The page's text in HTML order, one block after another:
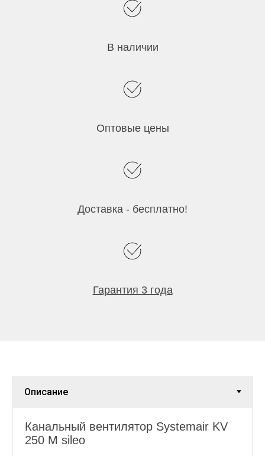
В наличии
Оптовые цены
Доставка - бесплатно!
Гарантия 3 года
Канальный вентилятор Systemair KV
250 M sileo